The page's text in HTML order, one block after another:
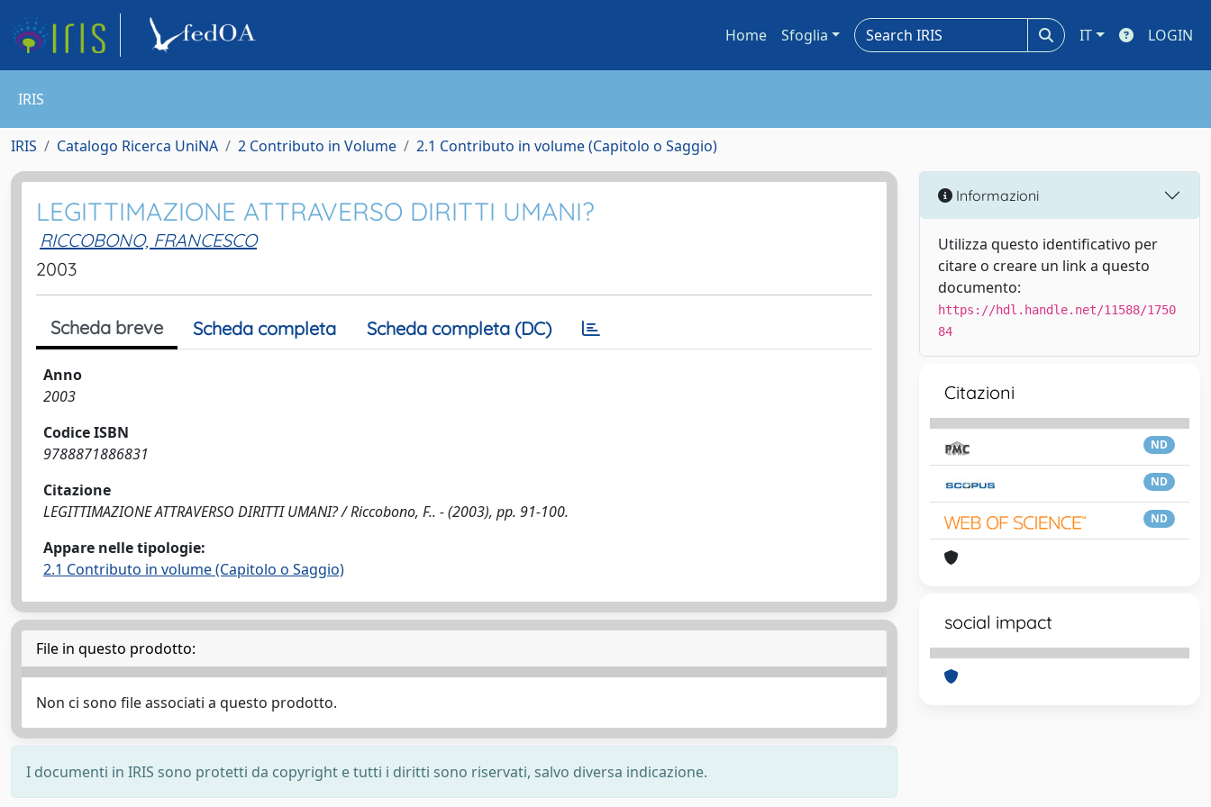
Home Sfoglia IT LOGIN
IRIS
IRIS Catalogo Ricerca UniNA 2 Contributo in Volume 2.1 Contributo in volume (Capitolo o Saggio)
LEGITTIMAZIONE ATTRAVERSO DIRITTI UMANI?
RICCOBONO, FRANCESCO
2003
Scheda breve Scheda completa Scheda completa (DC)
Anno
2003
Codice ISBN
9788871886831
Citazione
LEGITTIMAZIONE ATTRAVERSO DIRITTI UMANI? / Riccobono, F.. - (2003), pp. 91-100.
Appare nelle tipologie:
2.1 Contributo in volume (Capitolo o Saggio)
File in questo prodotto:
Non ci sono file associati a questo prodotto.
I documenti in IRIS sono protetti da copyright e tutti i diritti sono riservati, salvo diversa indicazione.
Informazioni
Utilizza questo identificativo per
citare o creare un link a questo
documento:
https://hdl.handle.net/11588/1750
84
Citazioni
ND
ND
ND
social impact